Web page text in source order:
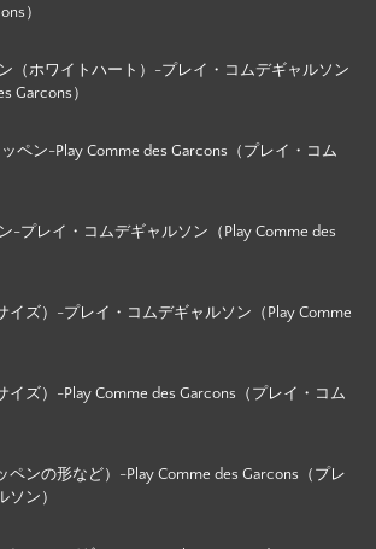
）
（ホワイトハート）-プレイ・コムデギャルソン
Garcons）
ペン-Play Comme des Garcons（プレイ・コム
-プレイ・コムデギャルソン（Play Comme des
イズ）-プレイ・コムデギャルソン（Play Comme
イズ）-Play Comme des Garcons（プレイ・コム
ペンの形など）-Play Comme des Garcons（プレ
ソン）